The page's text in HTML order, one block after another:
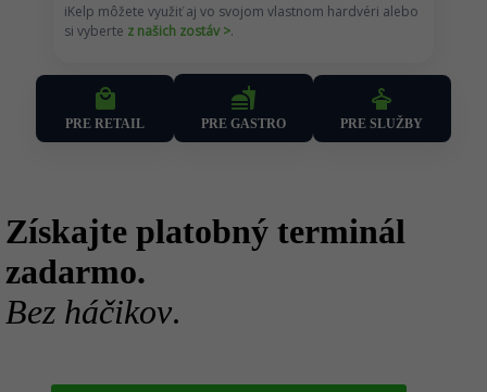
iKelp môžete využiť aj vo svojom vlastnom hardvéri alebo
si vyberte z našich zostáv >.
local_mall
PRE RETAIL
fastfood
PRE GASTRO
dry_cleaning
PRE SLUŽBY
Získajte platobný terminál
zadarmo.
Bez háčikov.